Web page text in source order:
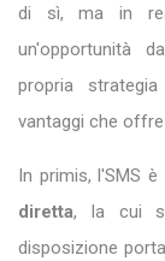
di sì, ma in
un'opportunità
propria
vantaggi che
In primis, l'SMS
diretta, la cui
disposizione